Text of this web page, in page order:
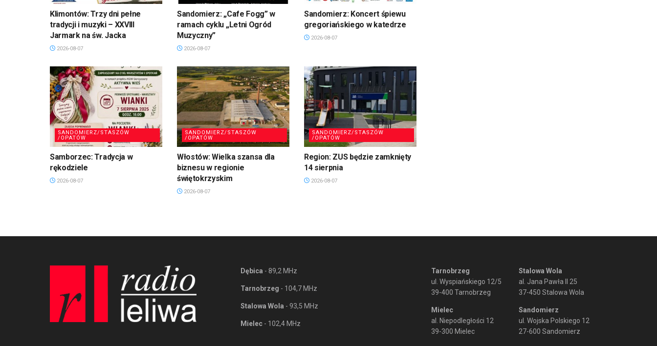
Klimontów: Trzy dni pełne
tradycji i muzyki – XXVIII
Jarmark na św. Jacka
2026-08-07
Sandomierz: „Cafe Fogg” w
ramach cyklu „Letni Ogród
Muzyczny”
2026-08-07
Sandomierz: Koncert śpiewu
gregoriańskiego w katedrze
2026-08-07
SANDOMIERZ/STASZÓW
/OPATÓW
Samborzec: Tradycja w
rękodziele
2026-08-07
SANDOMIERZ/STASZÓW
/OPATÓW
Włostów: Wielka szansa dla
biznesu w regionie
świętokrzyskim
2026-08-07
SANDOMIERZ/STASZÓW
/OPATÓW
Region: ZUS będzie zamknięty
14 sierpnia
2026-08-07
Dębica - 89,2 MHz
Tarnobrzeg - 104,7 MHz
Stalowa Wola - 93,5 MHz
Mielec - 102,4 MHz
Tarnobrzeg
ul. Wyspiańskiego 12/5
39-400 Tarnobrzeg
Mielec
al. Niepodległości 12
39-300 Mielec
Stalowa Wola
al. Jana Pawła II 25
37-450 Stalowa Wola
Sandomierz
ul. Wojska Polskiego 12
27-600 Sandomierz